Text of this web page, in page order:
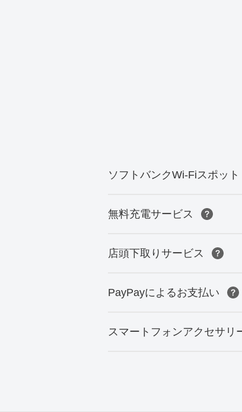
ソフトバンクWi-Fiスポット
無料充電サービス
店頭下取りサービス
PayPayによるお支払い
スマートフォンアクセサリ